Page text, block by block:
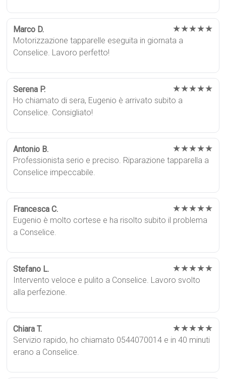
Marco D. ★★★★★
Motorizzazione tapparelle eseguita in giornata a
Conselice. Lavoro perfetto!
Serena P. ★★★★★
Ho chiamato di sera, Eugenio è arrivato subito a
Conselice. Consigliato!
Antonio B. ★★★★★
Professionista serio e preciso. Riparazione tapparella a
Conselice impeccabile.
Francesca C. ★★★★★
Eugenio è molto cortese e ha risolto subito il problema
a Conselice.
Stefano L. ★★★★★
Intervento veloce e pulito a Conselice. Lavoro svolto
alla perfezione.
Chiara T. ★★★★★
Servizio rapido, ho chiamato 0544070014 e in 40 minuti
erano a Conselice.